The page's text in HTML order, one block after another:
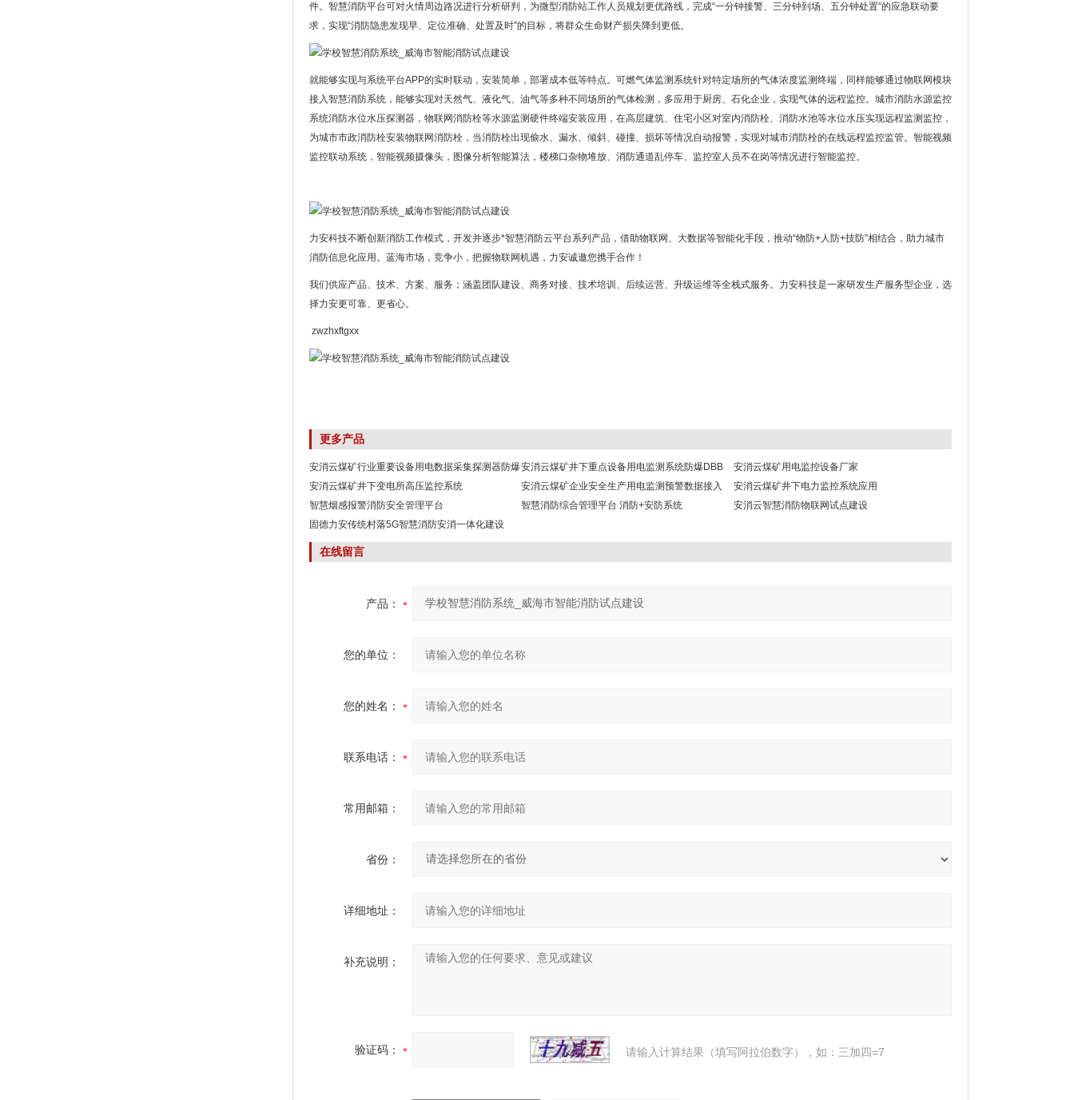
件。智慧消防平台可对火情周边路况进行分析研判，为微型消防站工作人员规划更优路线，完成“一分钟接警、三分钟到场、五分钟处置”的应急联动要
求，实现“消防隐患发现早、定位准确、处置及时”的目标，将群众生命财产损失降到更低。
就能够实现与系统平台APP的实时联动，安装简单，部署成本低等特点。可燃气体监测系统针对特定场所的气体浓度监测终端，同样能够通过物联网模块
接入智慧消防系统，能够实现对天然气、液化气、油气等多种不同场所的气体检测，多应用于厨房、石化企业，实现气体的远程监控。城市消防水源监控
系统消防水位水压探测器，物联网消防栓等水源监测硬件终端安装应用，在高层建筑、住宅小区对室内消防栓、消防水池等水位水压实现远程监测监控，
为城市市政消防栓安装物联网消防栓，当消防栓出现偷水、漏水、倾斜、碰撞、损坏等情况自动报警，实现对城市消防栓的在线远程监控监管。智能视频
监控联动系统，智能视频摄像头，图像分析智能算法，楼梯口杂物堆放、消防通道乱停车、监控室人员不在岗等情况进行智能监控。
力安科技不断创新消防工作模式，开发并逐步*智慧消防云平台系列产品，借助物联网、大数据等智能化手段，推动“物防+人防+技防”相结合，助力城市
消防信息化应用。蓝海市场，竞争小，把握物联网机遇，力安诚邀您携手合作！
我们供应产品、技术、方案、服务；涵盖团队建设、商务对接、技术培训、后续运营、升级运维等全栈式服务。力安科技是一家研发生产服务型企业，选
择力安更可靠、更省心。
zwzhxftgxx
更多产品
安消云煤矿行业重要设备用电数据采集探测器防爆安消云煤矿井下重点设备用电监测系统防爆DBB
安消云煤矿用电监控设备厂家
安消云煤矿井下变电所高压监控系统
安消云煤矿企业安全生产用电监测预警数据接入
安消云煤矿井下电力监控系统应用
智慧烟感报警消防安全管理平台
智慧消防综合管理平台 消防+安防系统
安消云智慧消防物联网试点建设
固德力安传统村落5G智慧消防安消一体化建设
在线留言
产品：
您的单位：
您的姓名：
联系电话：
常用邮箱：
省份：
详细地址：
补充说明：
验证码： 请输入计算结果（填写阿拉伯数字），如：三加四=7